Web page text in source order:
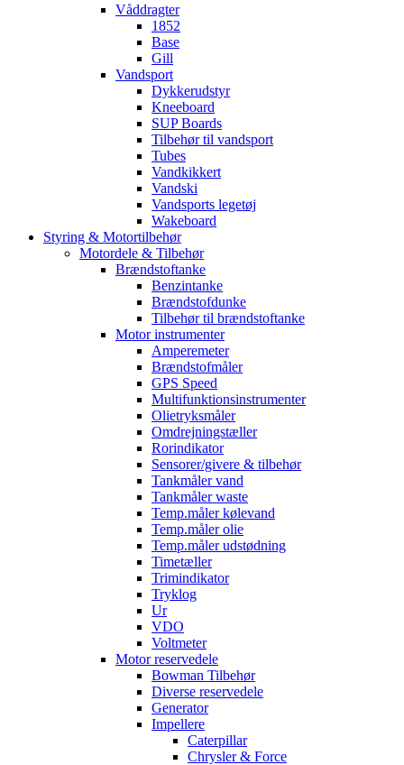
Våddragter
1852
Base
Gill
Vandsport
Dykkerudstyr
Kneeboard
SUP Boards
Tilbehør til vandsport
Tubes
Vandkikkert
Vandski
Vandsports legetøj
Wakeboard
Styring & Motortilbehør
Motordele & Tilbehør
Brændstoftanke
Benzintanke
Brændstofdunke
Tilbehør til brændstoftanke
Motor instrumenter
Amperemeter
Brændstofmåler
GPS Speed
Multifunktionsinstrumenter
Olietryksmåler
Omdrejningstæller
Rorindikator
Sensorer/givere & tilbehør
Tankmåler vand
Tankmåler waste
Temp.måler kølevand
Temp.måler olie
Temp.måler udstødning
Timetæller
Trimindikator
Tryklog
Ur
VDO
Voltmeter
Motor reservedele
Bowman Tilbehør
Diverse reservedele
Generator
Impellere
Caterpillar
Chrysler & Force